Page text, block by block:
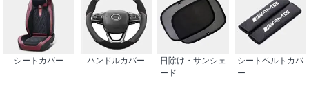
シートカバー ハンドルカバー
日除け・サンシェ
ード
シートベルトカバ
ー